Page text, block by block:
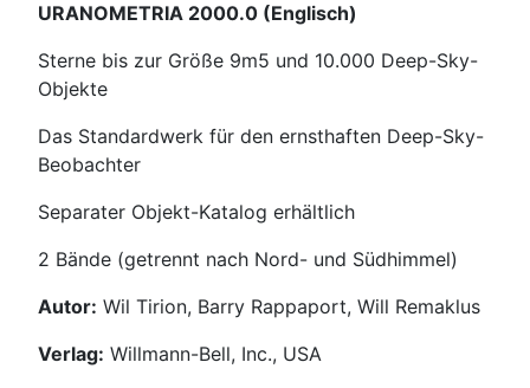
URANOMETRIA 2000.0 (Englisch)
Sterne bis zur Größe 9m5 und 10.000 Deep-Sky-
Objekte
Das Standardwerk für den ernsthaften Deep-Sky-
Beobachter
Separater Objekt-Katalog erhältlich
2 Bände (getrennt nach Nord- und Südhimmel)
Autor: Wil Tirion, Barry Rappaport, Will Remaklus
Verlag: Willmann-Bell, Inc., USA